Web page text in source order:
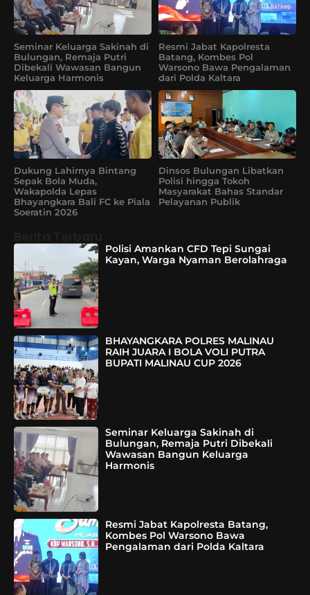
Seminar Keluarga Sakinah di
Bulungan, Remaja Putri
Dibekali Wawasan Bangun
Keluarga Harmonis
Resmi Jabat Kapolresta
Batang, Kombes Pol
Warsono Bawa Pengalaman
dari Polda Kaltara
Dukung Lahirnya Bintang
Sepak Bola Muda,
Wakapolda Lepas
Bhayangkara Bali FC ke Piala
Soeratin 2026
Dinsos Bulungan Libatkan
Polisi hingga Tokoh
Masyarakat Bahas Standar
Pelayanan Publik
Polisi Amankan CFD Tepi Sungai
Kayan, Warga Nyaman Berolahraga
BHAYANGKARA POLRES MALINAU
RAIH JUARA I BOLA VOLI PUTRA
BUPATI MALINAU CUP 2026
Seminar Keluarga Sakinah di
Bulungan, Remaja Putri Dibekali
Wawasan Bangun Keluarga
Harmonis
Resmi Jabat Kapolresta Batang,
Kombes Pol Warsono Bawa
Pengalaman dari Polda Kaltara